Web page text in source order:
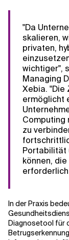
"Da
skalieren,
privaten,
wichtiger",
Managing
Xebia. "Die
ermöglicht
Computing
zu
Portabilität
können,
In der Praxis
Diagnosetool für